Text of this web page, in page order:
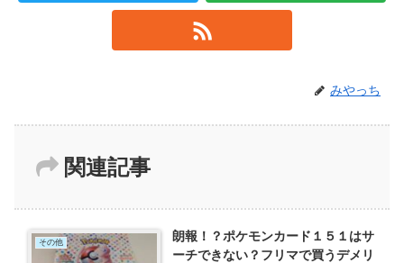
みやっち
関連記事
その他
朗報！？ポケモンカード１５１はサ
ーチできない？フリマで買うデメリ